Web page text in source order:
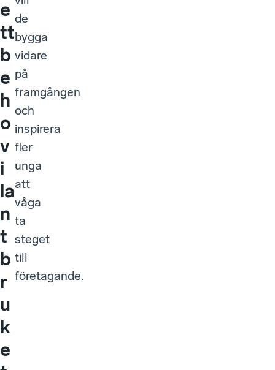
e
tt
b
e
h
o
v
i
la
n
t
b
r
u
k
e
de
bygga
vidare
på
framgången
och
inspirera
fler
unga
att
våga
ta
steget
till
företagande.